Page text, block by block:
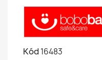
Kód 16483